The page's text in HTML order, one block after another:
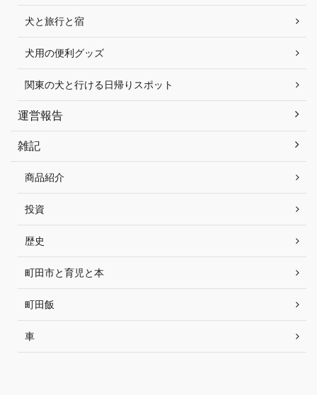
犬と旅行と宿
犬用の便利グッズ
関東の犬と行ける日帰りスポット
運営報告
雑記
商品紹介
投資
歴史
町田市と育児と本
町田飯
車